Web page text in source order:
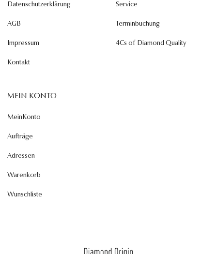
Datenschutzerklärung
AGB
Impressum
Kontakt
Service
Terminbuchung
4Cs of Diamond Quality
MEIN KONTO
MeinKonto
Aufträge
Adressen
Warenkorb
Wunschliste